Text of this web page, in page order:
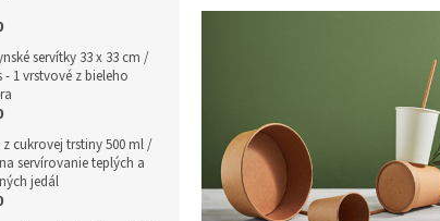
servítky 33 x 33 cm /
- 1 vrstvové z bieleho
z cukrovej trstiny 500 ml /
servírovanie teplých a
jedál